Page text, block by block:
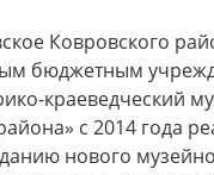
Ковровского
бюджетным
краеведческий
с 2014 года
нового